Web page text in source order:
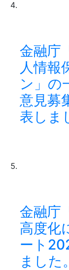
金融庁
人情報
ン」の
意見募
表しま
金融庁
高度化
ート
ました。